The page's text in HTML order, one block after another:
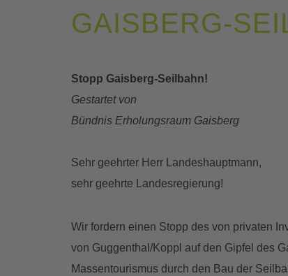
GAISBERG-
Stopp Gaisberg-Seilbahn!
Gestartet von
Bündnis Erholungsraum Gaisberg
Sehr geehrter Herr Landeshauptmann,
sehr geehrte Landesregierung!
Wir fordern einen Stopp des von privaten
von Guggenthal/Koppl auf den Gipfel des
Massentourismus durch den Bau der